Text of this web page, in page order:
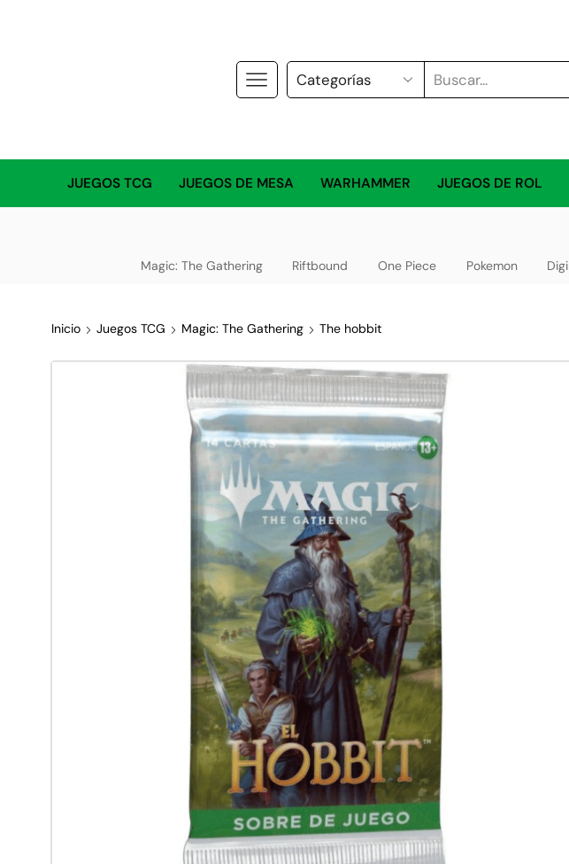
JUEGOS TCG JUEGOS DE MESA WARHAMMER JUEGOS DE ROL
Magic: The Gathering Riftbound One Piece Pokemon
Inicio Juegos TCG Magic: The Gathering The hobbit